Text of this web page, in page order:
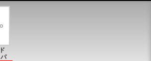
ド